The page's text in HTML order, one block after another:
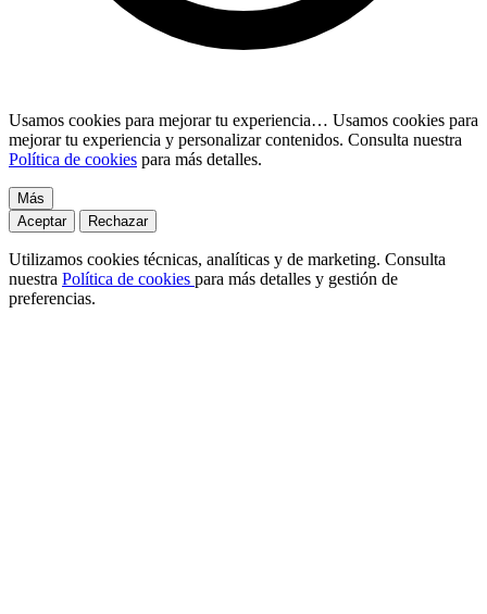
Usamos cookies para mejorar tu experiencia… Usamos cookies para
mejorar tu experiencia y personalizar contenidos. Consulta nuestra
Política de cookies para más detalles.
Más
Aceptar
Rechazar
Utilizamos cookies técnicas, analíticas y de marketing. Consulta
nuestra Política de cookies para más detalles y gestión de
preferencias.